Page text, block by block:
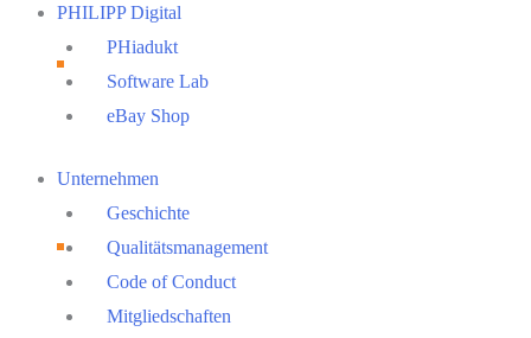
PHILIPP Digital
PHiadukt
Software Lab
eBay Shop
Unternehmen
Geschichte
Qualitätsmanagement
Code of Conduct
Mitgliedschaften